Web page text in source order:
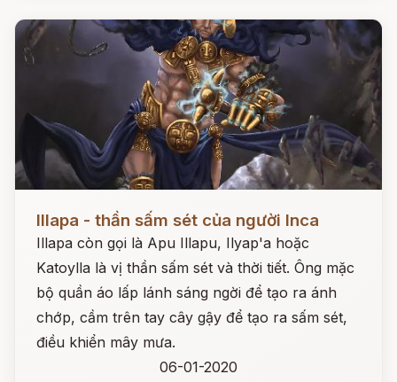
Illapa - thần sấm sét của người Inca
Illapa còn gọi là Apu Illapu, Ilyap'a hoặc
Katoylla là vị thần sấm sét và thời tiết. Ông mặc
bộ quần áo lấp lánh sáng ngời để tạo ra ánh
chớp, cầm trên tay cây gậy để tạo ra sấm sét,
điều khiển mây mưa.
06-01-2020